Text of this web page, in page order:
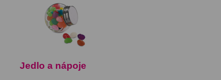
Jedlo a nápoje